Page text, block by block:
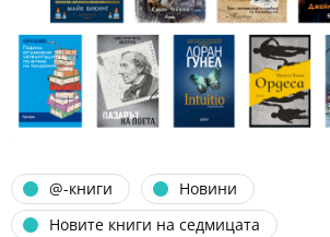
@-книги
Новини
Новите книги на седмицата